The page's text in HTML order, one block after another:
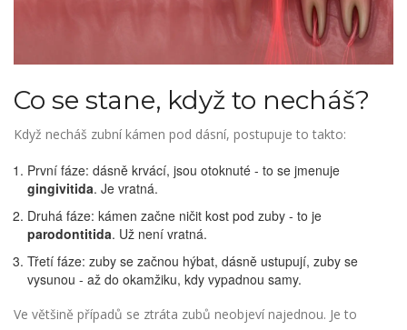
Co se stane, když to necháš?
Když necháš zubní kámen pod dásní, postupuje to takto:
První fáze: dásně krvácí, jsou otoknuté - to se jmenuje
gingivitida. Je vratná.
Druhá fáze: kámen začne ničit kost pod zuby - to je
parodontitida. Už není vratná.
Třetí fáze: zuby se začnou hýbat, dásně ustupují, zuby se
vysunou - až do okamžiku, kdy vypadnou samy.
Ve většině případů se ztráta zubů neobjeví najednou. Je to